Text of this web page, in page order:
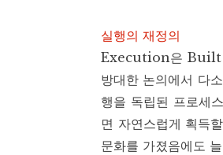
실행의 재정의
Execution은 Built
방대한 논의에서 다
행을 독립된 프로세
면 자연스럽게 획득
문화를 가졌음에도